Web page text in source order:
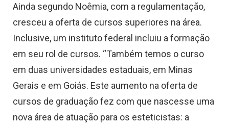
Ainda segundo Noêmia, com a regulamentação,
cresceu a oferta de cursos superiores na área.
Inclusive, um instituto federal incluiu a formação
em seu rol de cursos. “Também temos o curso
em duas universidades estaduais, em Minas
Gerais e em Goiás. Este aumento na oferta de
cursos de graduação fez com que nascesse uma
nova área de atuação para os esteticistas: a